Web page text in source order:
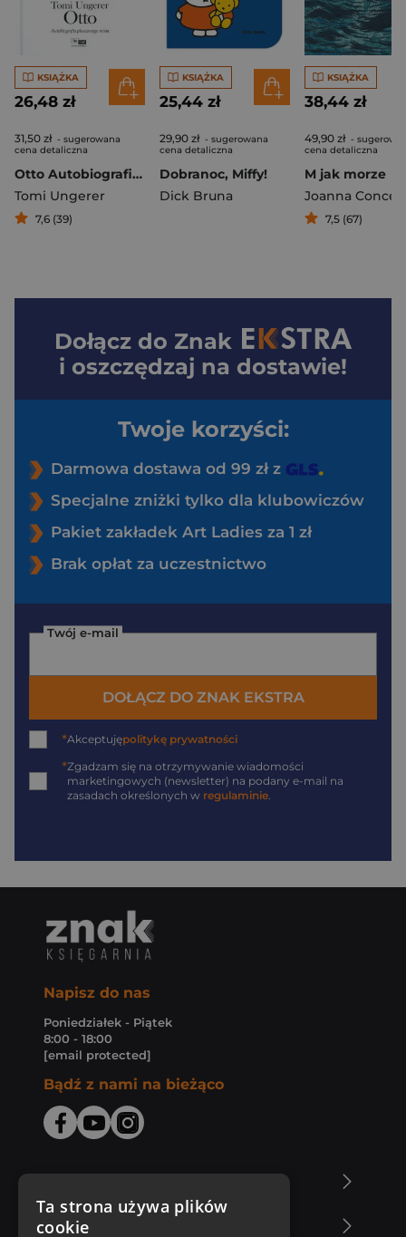
KSIĄŻKA
26,48 zł
31,50 zł - sugerowana
cena detaliczna
Otto Autobiografia pluszowego misia
Tomi Ungerer
7,6 (39)
KSIĄŻKA
25,44 zł
29,90 zł - sugerowana
cena detaliczna
Dobranoc, Miffy!
Dick Bruna
KSIĄŻKA
38,44 zł
49,90 zł -
cena detaliczna
M jak morze
Joanna
7,5 (67)
Dołącz do Znak
i oszczędzaj na dostawie!
Twoje korzyści:
Darmowa dostawa od 99 zł z
Specjalne zniżki tylko dla klubowiczów
Pakiet zakładek Art Ladies za 1 zł
Brak opłat za uczestnictwo
Twój e-mail
DOŁĄCZ DO ZNAK EKSTRA
*Akceptujępolitykę prywatności
*Zgadzam się na otrzymywanie wiadomości
marketingowych (newsletter) na podany e-mail na
zasadach określonych w regulaminie.
Napisz do nas
Poniedziałek - Piątek
8:00 - 18:00
[email protected]
Bądź z nami na bieżąco
Zakupy u nas
Ta strona używa plików
cookie